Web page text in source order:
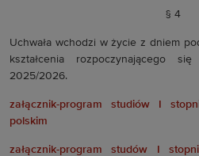
§ 4
Uchwała wchodzi w życie z dniem
kształcenia rozpoczynającego
2025/2026.
załącznik-program studiów I
polskim
załącznik-program studów I